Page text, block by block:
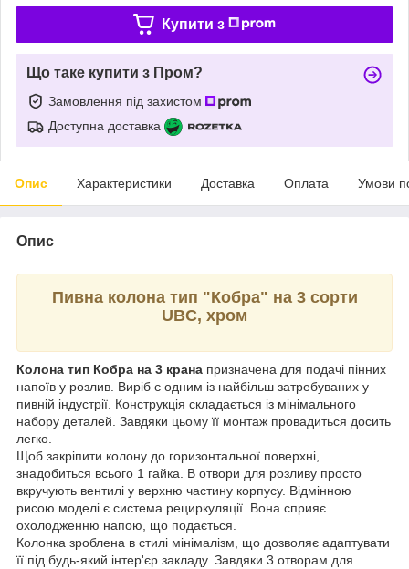
Купити з
Що таке купити з Пром?
Замовлення під захистом
Доступна доставка
Опис Характеристики Доставка Оплата Умови
Опис
Пивна колона тип "Кобра" на 3 сорти
UBC, хром
Колона тип Кобра на 3 крана призначена для подачі пінних
напоїв у розлив. Виріб є одним із найбільш затребуваних у
пивній індустрії. Конструкція складається із мінімального
набору деталей. Завдяки цьому її монтаж провадиться досить
легко.
Щоб закріпити колону до горизонтальної поверхні,
знадобиться всього 1 гайка. В отвори для розливу просто
вкручують вентилі у верхню частину корпусу. Відмінною
рисою моделі є система рециркуляції. Вона сприяє
охолодженню напою, що подається.
Колонка зроблена в стилі мінімалізм, що дозволяє адаптувати
її під будь-який інтер'єр закладу. Завдяки 3 отворам для